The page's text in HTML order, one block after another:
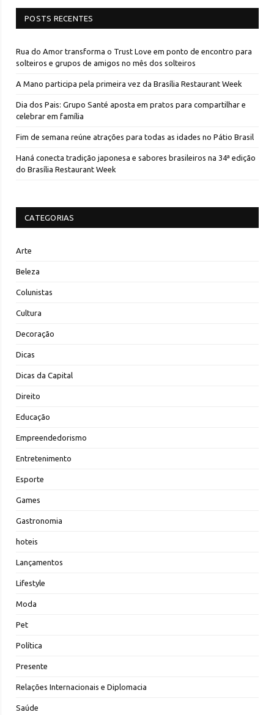
POSTS RECENTES
Rua do Amor transforma o Trust Love em ponto de encontro para
solteiros e grupos de amigos no mês dos solteiros
A Mano participa pela primeira vez da Brasília Restaurant Week
Dia dos Pais: Grupo Santé aposta em pratos para compartilhar e
celebrar em família
Fim de semana reúne atrações para todas as idades no Pátio Brasil
Haná conecta tradição japonesa e sabores brasileiros na 34ª edição
do Brasília Restaurant Week
CATEGORIAS
Arte
Beleza
Colunistas
Cultura
Decoração
Dicas
Dicas da Capital
Direito
Educação
Empreendedorismo
Entretenimento
Esporte
Games
Gastronomia
hoteis
Lançamentos
Lifestyle
Moda
Pet
Política
Presente
Relações Internacionais e Diplomacia
Saúde